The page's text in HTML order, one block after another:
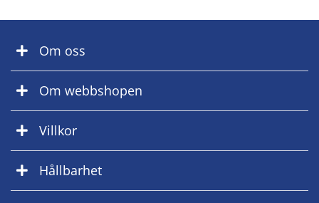
Om oss
Om webbshopen
Villkor
Hållbarhet